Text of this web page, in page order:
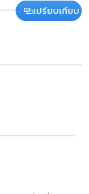
เปรียบเทียบ